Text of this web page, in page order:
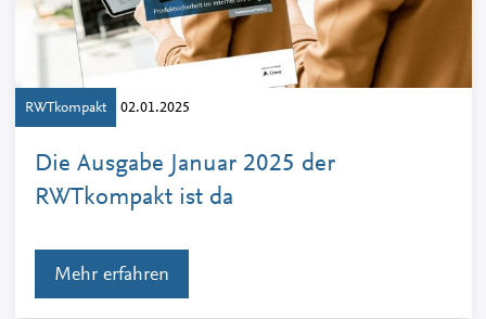
RWTkompakt 02.01.2025
Die Ausgabe Januar 2025 der
RWTkompakt ist da
Mehr erfahren